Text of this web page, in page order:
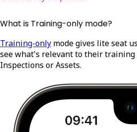
What is Training-only mode?
Training-only mode gives lite seat
see what's relevant to their training
Inspections or Assets.